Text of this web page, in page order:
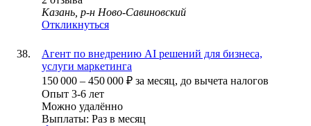
Казань, р-н Ново-Савиновский
Откликнуться
Агент по внедрению AI решений для бизнеса,
услуги маркетинга
150 000 – 450 000 ₽ за месяц, до вычета налогов
Опыт 3-6 лет
Можно удалённо
Выплаты: Раз в месяц